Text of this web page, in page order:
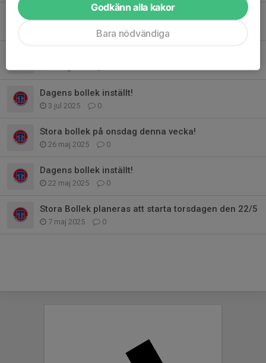
Dagens bollek inställt!
3 jul 2025 0
Stora bollek på onsdag denna vecka!
26 maj 2025 0
Dagens bollek inställt!
22 maj 2025 0
Stora Bollek planeras att starta torsdagen den 22/5
7 maj 2025 0
Godkänn alla kakor
Bara nödvändiga